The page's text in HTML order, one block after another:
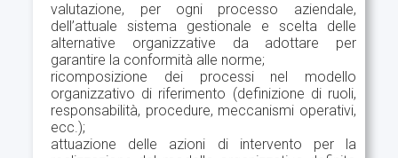
valutazione, per ogni processo aziendale,
dell’attuale sistema gestionale e scelta delle
alternative organizzative da adottare per
garantire la conformità alle norme;
ricomposizione dei processi nel modello
organizzativo di riferimento (definizione di ruoli,
responsabilità, procedure, meccanismi operativi,
ecc.);
attuazione delle azioni di intervento per la